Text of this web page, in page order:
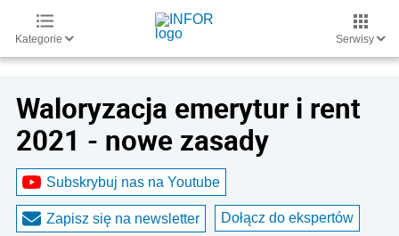
Kategorie Serwisy
Waloryzacja emerytur i rent
2021 - nowe zasady
Subskrybuj nas na Youtube
Zapisz się na newsletter Dołącz do ekspertów